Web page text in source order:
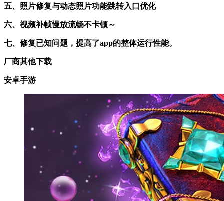
五、照片修复与动态照片功能跳转入口优化
六、视频补帧慢放流畅不卡顿～
七、修复已知问题，提高了app的整体运行性能。
厂商其他下载
安卓手游